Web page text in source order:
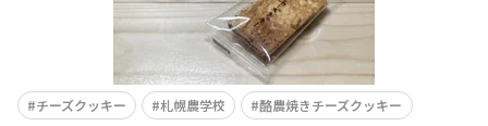
チーズクッキー 札幌農学校
酪農焼きチーズクッキー